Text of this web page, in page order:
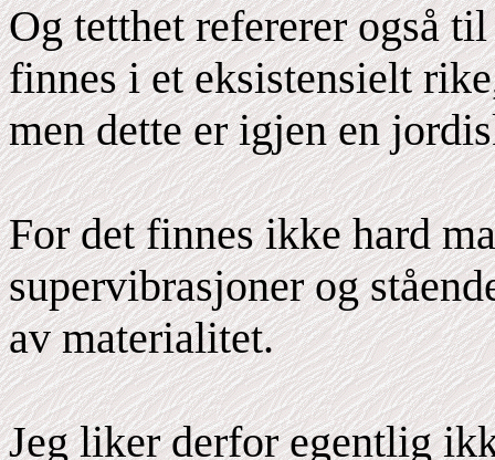
Og tetthet refererer også
finnes i et eksistensielt
men dette er igjen en
For det finnes ikke hard
supervibrasjoner og
av materialitet.
Jeg liker derfor egentlig